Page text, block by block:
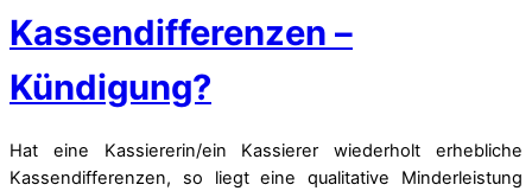
Kassendifferenzen –
Kündigung?
Hat eine Kassiererin/ein Kassierer wiederholt erhebliche
Kassendifferenzen, so liegt eine qualitative Minderleistung